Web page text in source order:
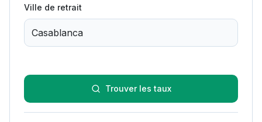
Ville de retrait
Trouver les taux